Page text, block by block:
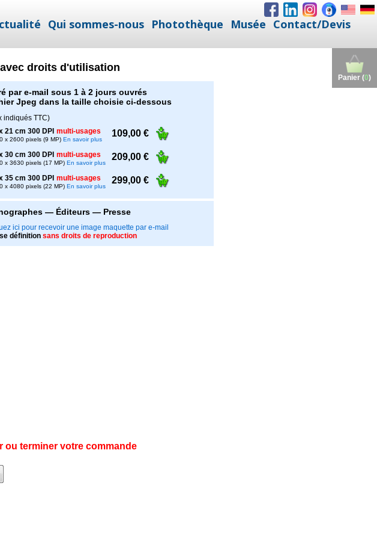
Qui sommes-nous Photothèque Musée Contact/Devis